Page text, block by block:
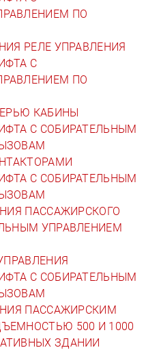
ПО
РЕЛЕ УПРАВЛЕНИЯ
С
ПО
КАБИНЫ
С СОБИРАТЕЛЬНЫМ
С СОБИРАТЕЛЬНЫМ
ПАССАЖИРСКОГО
УПРАВЛЕНИЕМ
С СОБИРАТЕЛЬНЫМ
ПАССАЖИРСКИМ
500 И 1000
ЗДАНИИ